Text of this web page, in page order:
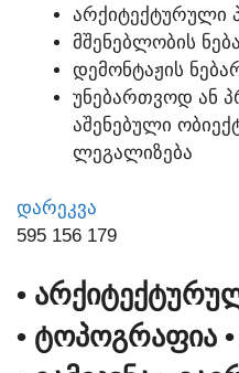
ᲐᲠᲥᲘᲢᲔᲥᲢᲣᲠᲣᲚᲘ
ᲛᲨᲔᲜᲔᲑᲚᲝᲑᲘᲡ
ᲓᲔᲛᲝᲜᲢᲐᲟᲘᲡ
ᲣᲜᲔᲑᲐᲠᲗᲕᲝᲓ ᲐᲜ
ᲐᲨᲔᲜᲔᲑᲣᲚᲘ
ᲚᲔᲒᲐᲚᲘᲖᲔᲑᲐ
ᲓᲐᲠᲔᲙᲕᲐ
595 156 179
•
• ᲢᲝᲞᲝᲒᲠᲐᲤᲘᲐ